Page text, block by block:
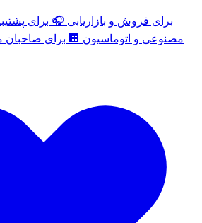
برای فروش و بازاریابی 🎧 برای
مصنوعی و اتوماسیون 🏢 برای